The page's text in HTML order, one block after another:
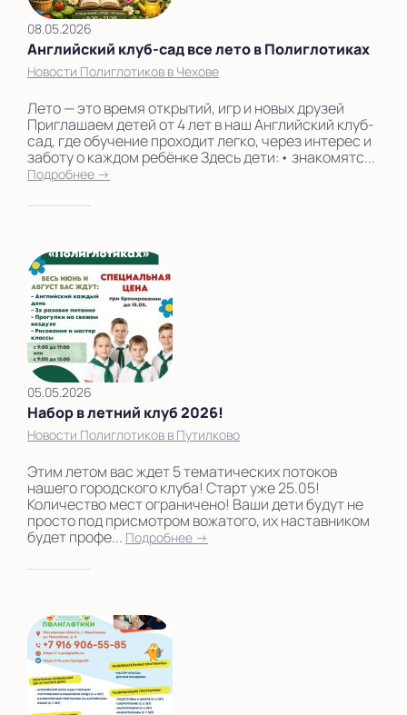
08.05.2026
Английский клуб-сад все лето в Полиглотиках
Новости Полиглотиков в Чехове
Лето — это время открытий, игр и новых друзей
Приглашаем детей от 4 лет в наш Английский клуб-
сад, где обучение проходит легко, через интерес и
заботу о каждом ребёнке Здесь дети:• знакомятс...
Подробнее →
05.05.2026
Набор в летний клуб 2026!
Новости Полиглотиков в Путилково
Этим летом вас ждет 5 тематических потоков
нашего городского клуба! Старт уже 25.05!
Количество мест ограничено! Ваши дети будут не
просто под присмотром вожатого, их наставником
будет профе... Подробнее →